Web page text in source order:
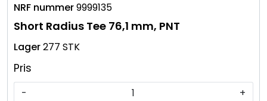
9999135
Short Radius Tee 76,1 mm, PNT
277 STK
Pris
- +